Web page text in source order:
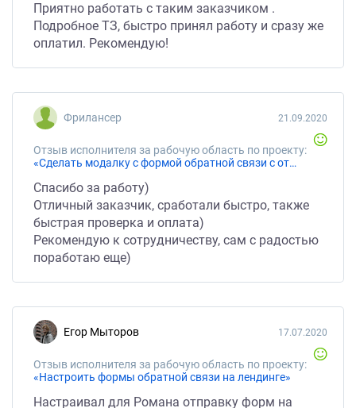
Приятно работать с таким заказчиком .
Подробное ТЗ, быстро принял работу и сразу же
оплатил. Рекомендую!
Фрилансер
Отзыв исполнителя за рабочую область по проекту:
«Сделать модалку с формой обратной связи с отправкой на telegram»
21.09.2020
Спасибо за работу)
Отличный заказчик, сработали быстро, также
быстрая проверка и оплата)
Рекомендую к сотрудничеству, сам с радостью
поработаю еще)
Егор Мыторов
Отзыв исполнителя за рабочую область по проекту:
«Настроить формы обратной связи на лендинге»
17.07.2020
Настраивал для Романа отправку форм на